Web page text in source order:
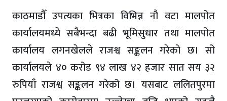
काठमाडौँ उपत्यका भित्रका विभिन्न नौ वटा मालपोत
कार्यालयमध्ये सबैभन्दा बढी भूमिसुधार तथा मालपोत
कार्यालय लगनखेलले राजश्व सङ्कलन गरेको छ। सो
कार्यालयले ४० करोड ९४ लाख ४२ हजार सात सय ३२
रुपियाँ राजश्व सङ्कलन गरेको छ। यसबाट ललितपुरमा